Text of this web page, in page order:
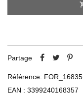
Partage
Référence: FOR_16835
EAN : 3399240168357